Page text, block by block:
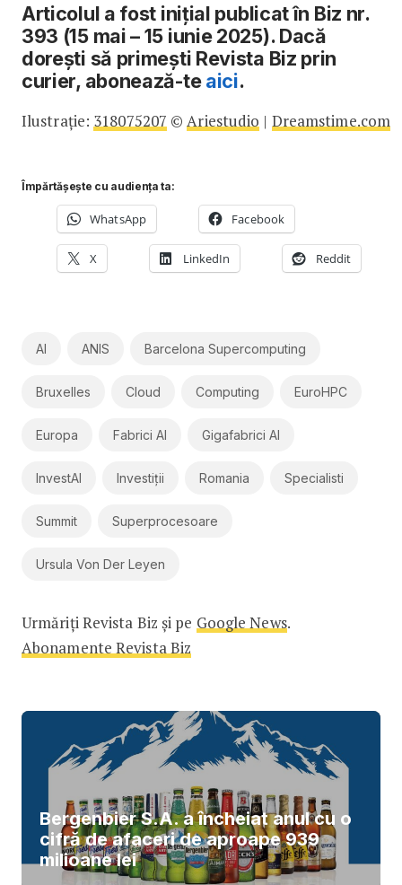
Articolul a fost inițial publicat în Biz nr.
393 (15 mai – 15 iunie 2025). Dacă
dorești să primești Revista Biz prin
curier, abonează-teaici.
Ilustrație: 318075207 ©Ariestudio | Dreamstime.com
Împărtășește cu audiența ta:
WhatsApp Facebook
X LinkedIn Reddit
AI ANIS Barcelona Supercomputing
Bruxelles Cloud Computing EuroHPC
Europa Fabrici AI Gigafabrici AI
InvestAI Investiții Romania Specialisti
Summit Superprocesoare
Ursula Von Der Leyen
Urmăriți Revista Biz și pe Google News.
Abonamente Revista Biz
Bergenbier S.A. a încheiat anul cu o
cifră de afaceri de aproape 939
milioane lei